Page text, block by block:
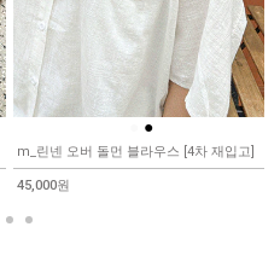
●
m_린넨 오버 돌먼 블라우스 [4차 재입고]
45,000원